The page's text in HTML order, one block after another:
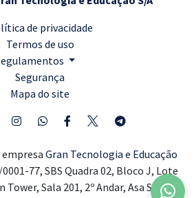
de privacidade
Termos de uso
Segurança
Mapa do site
empresa Gran Tecnologia e Educação
0001-77, SBS Quadra 02, Bloco J, Lote
Sala 201, 2º Andar, Asa Sul,